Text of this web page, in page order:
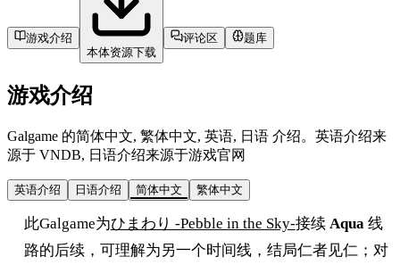
游戏介绍
本体资源下载
评论区 题库
游戏介绍
Galgame 的简体中文, 繁体中文, 英语, 日语 介绍。英语介绍来
源于 VNDB, 日语介绍来源于游戏官网
英语介绍 日语介绍 简体中文 繁体中文
此Galgame为ひまわり -Pebble in the Sky-接续 Aqua线
路的后续，可理解为另一个时间线，结局仁者见仁；对